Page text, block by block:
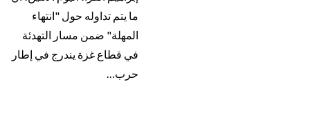
ما يتم تداوله حول "انتهاء
المهلة" ضمن مسار التهدئة
في قطاع غزة يندرج في إطار
حرب…